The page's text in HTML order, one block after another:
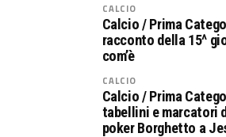
CALCIO
Calcio / Prima
racconto della 15^
com’è
CALCIO
Calcio / Prima
tabellini e marcatori
poker Borghetto a